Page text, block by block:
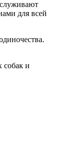
для всей
собак и